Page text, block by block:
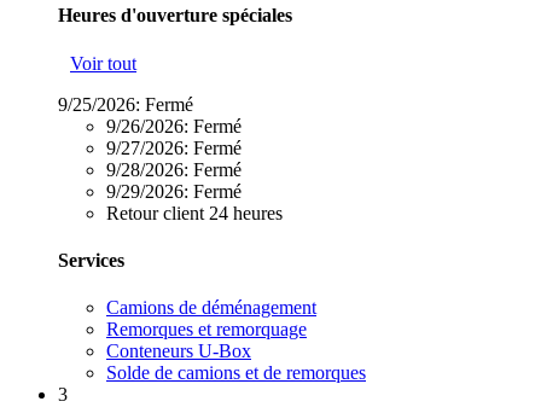
Heures d'ouverture spéciales
Voir tout
9/25/2026: Fermé
9/26/2026: Fermé
9/27/2026: Fermé
9/28/2026: Fermé
9/29/2026: Fermé
Retour client 24 heures
Services
Camions de déménagement
Remorques et remorquage
Conteneurs U-Box
Solde de camions et de remorques
3